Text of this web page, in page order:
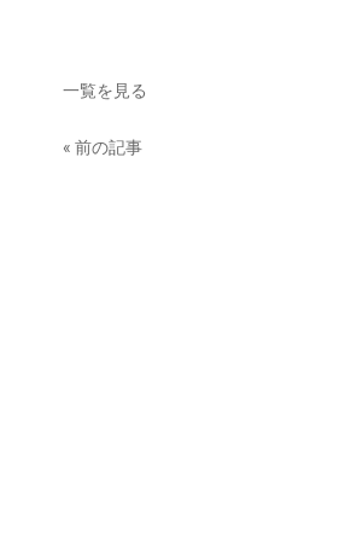
一覧を見る
« 前の記事